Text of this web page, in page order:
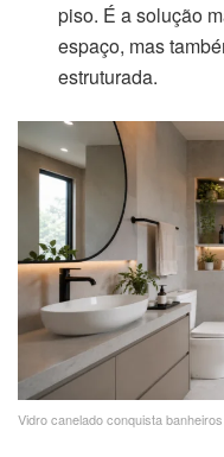
piso. É a solução
espaço, mas
estruturada.
Vidro canelado conquista